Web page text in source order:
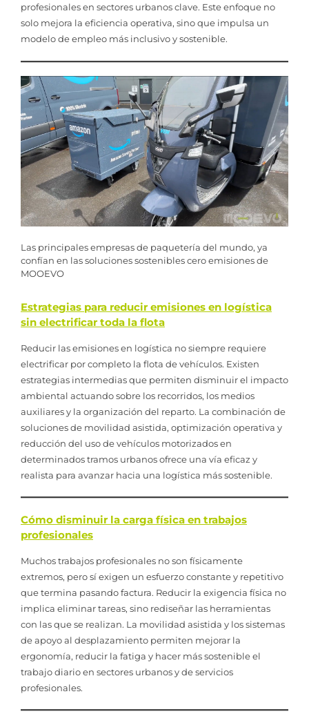
profesionales en sectores urbanos clave. Este enfoque no
solo mejora la eficiencia operativa, sino que impulsa un
modelo de empleo más inclusivo y sostenible.
Las principales empresas de paquetería del mundo, ya
confían en las soluciones sostenibles cero emisiones de
MOOEVO
Estrategias para reducir emisiones en logística
sin electrificar toda la flota
Reducir las emisiones en logística no siempre requiere
electrificar por completo la flota de vehículos. Existen
estrategias intermedias que permiten disminuir el impacto
ambiental actuando sobre los recorridos, los medios
auxiliares y la organización del reparto. La combinación de
soluciones de movilidad asistida, optimización operativa y
reducción del uso de vehículos motorizados en
determinados tramos urbanos ofrece una vía eficaz y
realista para avanzar hacia una logística más sostenible.
Cómo disminuir la carga física en trabajos
profesionales
Muchos trabajos profesionales no son físicamente
extremos, pero sí exigen un esfuerzo constante y repetitivo
que termina pasando factura. Reducir la exigencia física no
implica eliminar tareas, sino rediseñar las herramientas
con las que se realizan. La movilidad asistida y los sistemas
de apoyo al desplazamiento permiten mejorar la
ergonomía, reducir la fatiga y hacer más sostenible el
trabajo diario en sectores urbanos y de servicios
profesionales.